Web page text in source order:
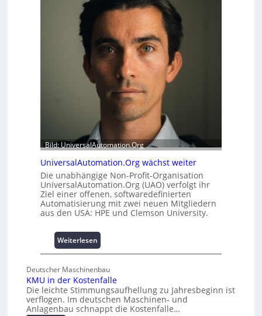
i
a
t
A
b
a
u
h
e
m
m
n
i
e
c
h
a
f
m
u
l
e
i
t
0
u
n
4
0
A
Bild: UniversalAutomation.Org
UniversalAutomation.Org wächst weiter
Die unabhängige Non-Profit-Organisation
UniversalAutomation.Org (UAO) verfolgt ihr
Ziel einer offenen, softwaredefinierten
Automatisierung mit zwei neuen Mitgliedern
aus den USA: HPE und Clemson University.
Weiterlesen
U
i
v
e
r
Deutscher Maschinenbau
KMU in der Kostenfalle
Die leichte Stimmungsaufhellung zu Jahresbeginn ist
verflogen. Im deutschen Maschinen- und
Anlagenbau schnappt die Kostenfalle…